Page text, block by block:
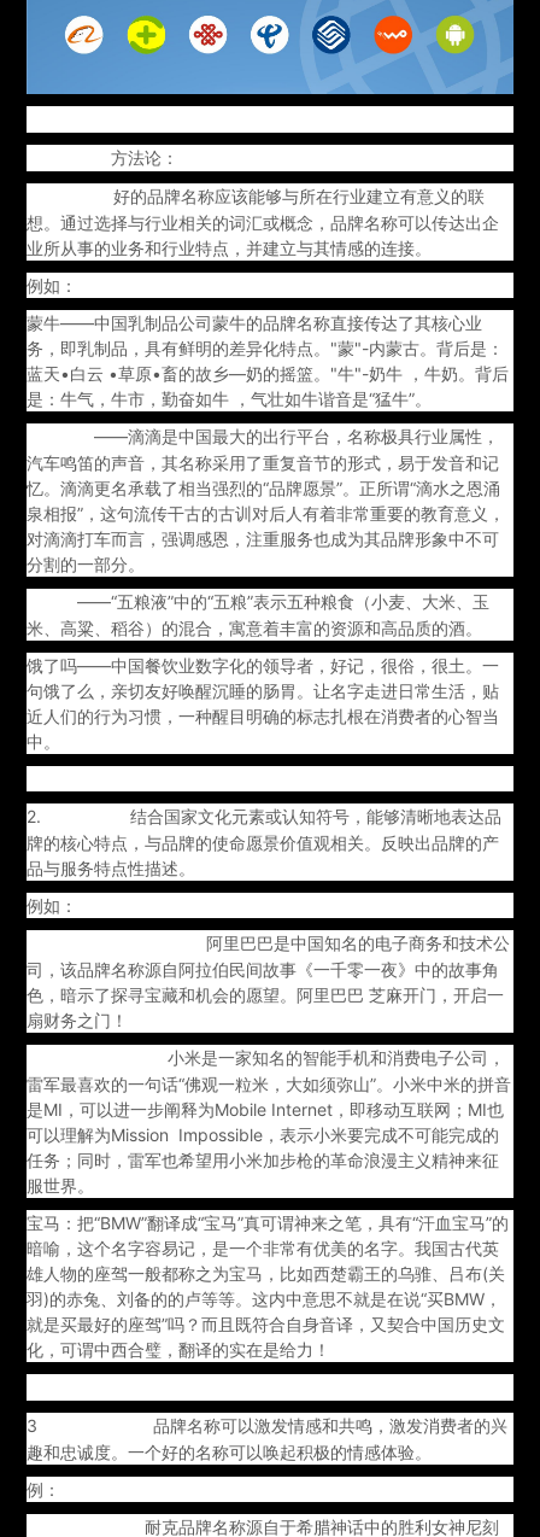
品牌命名的方法论：
1. 相关性：好的品牌名称应该能够与所在行业建立有意义的联
想。通过选择与行业相关的词汇或概念，品牌名称可以传达出企
业所从事的业务和行业特点，并建立与其情感的连接。
例如：
蒙牛——中国乳制品公司蒙牛的品牌名称直接传达了其核心业
务，即乳制品，具有鲜明的差异化特点。"蒙"-内蒙古。背后是：
蓝天•白云 •草原•畜的故乡—奶的摇篮。"牛"-奶牛 ，牛奶。背后
是：牛气，牛市，勤奋如牛 ，气壮如牛谐音是“猛牛”。
滴滴打车——滴滴是中国最大的出行平台，名称极具行业属性，
汽车鸣笛的声音，其名称采用了重复音节的形式，易于发音和记
忆。滴滴更名承载了相当强烈的“品牌愿景”。正所谓“滴水之恩涌
泉相报”，这句流传干古的古训对后人有着非常重要的教育意义，
对滴滴打车而言，强调感恩，注重服务也成为其品牌形象中不可
分割的一部分。
五粮液——“五粮液”中的“五粮”表示五种粮食（小麦、大米、玉
米、高粱、稻谷）的混合，寓意着丰富的资源和高品质的酒。
饿了吗——中国餐饮业数字化的领导者，好记，很俗，很土。一
句饿了么，亲切友好唤醒沉睡的肠胃。让名字走进日常生活，贴
近人们的行为习惯，一种醒目明确的标志扎根在消费者的心智当
中。
2.
结合国家文化元素或认知符号，能够清晰地表达品
牌的核心特点，与品牌的使命愿景价值观相关。反映出品牌的产
品与服务特点性描述。
例如：
阿里巴巴是中国知名的电子商务和技术公
司，该品牌名称源自阿拉伯民间故事《一千零一夜》中的故事角
色，暗示了探寻宝藏和机会的愿望。阿里巴巴 芝麻开门，开启一
扇财务之门！
小米是一家知名的智能手机和消费电子公司，
雷军最喜欢的一句话“佛观一粒米，大如须弥山”。小米中米的拼音
是MI，可以进一步阐释为Mobile Internet，即移动互联网；MI也
可以理解为Mission Impossible，表示小米要完成不可能完成的
任务；同时，雷军也希望用小米加步枪的革命浪漫主义精神来征
服世界。
宝马：把“BMW”翻译成“宝马”真可谓神来之笔，具有“汗血宝马”的
暗喻，这个名字容易记，是一个非常有优美的名字。我国古代英
雄人物的座驾一般都称之为宝马，比如西楚霸王的乌骓、吕布(关
羽)的赤兔、刘备的的卢等等。这内中意思不就是在说“买BMW，
就是买最好的座驾”吗？而且既符合自身音译，又契合中国历史文
化，可谓中西合璧，翻译的实在是给力！
3
品牌名称可以激发情感和共鸣，激发消费者的兴
趣和忠诚度。一个好的名称可以唤起积极的情感体验。
例：
耐克品牌名称源自于希腊神话中的胜利女神尼刻